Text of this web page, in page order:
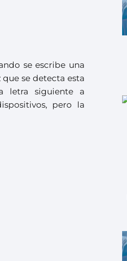
se escribe una
se detecta esta
letra siguiente a
pero la